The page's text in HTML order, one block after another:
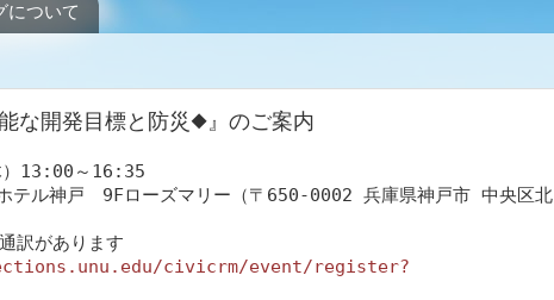
について
な開発目標と防災◆』のご案内
）13:00～16:35
ホテル神戸　9Fローズマリー（〒650-0002 兵庫県神戸市 中央区北
訳があります
civicrm/event/register?